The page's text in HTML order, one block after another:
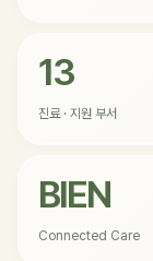
13
진료 · 지원 부서
BIEN
Connected Care